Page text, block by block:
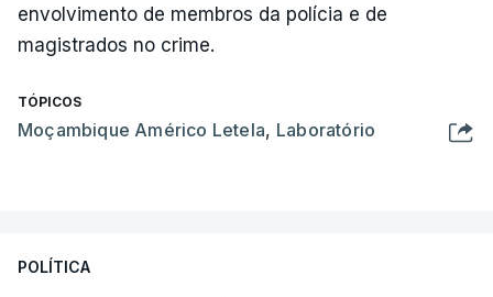
envolvimento de membros da polícia e de
magistrados no crime.
TÓPICOS
Moçambique Américo Letela, Laboratório
POLÍTICA